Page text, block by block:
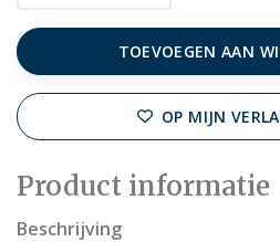
TOEVOEGEN AAN
OP MIJN
Product informatie
Beschrijving